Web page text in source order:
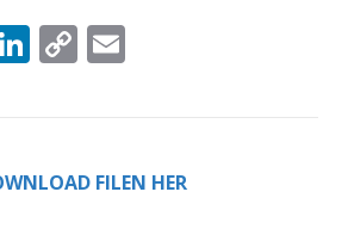
LinkedIn
Copy
FILEN HER